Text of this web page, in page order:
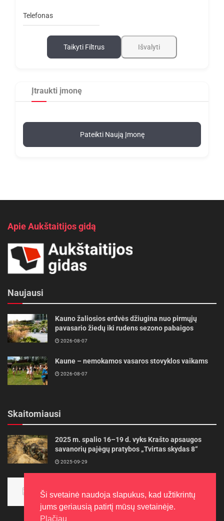
Telefonas
Taikyti Filtrus Išvalyti
Įtraukti įmonę
Pateikti Naują Įmonę
Apie Aukštaitijos gidą
Naujausi
Kauno žaliosios erdvės džiugina nuo pirmųjų
pavasario žiedų iki rudens sezono pabaigos
2026-08-07
Kaune – nemokamos vasaros stovyklos vaikams
2026-08-07
Skaitomiausi
2025 m. spalio 16–19 d. vyks Krašto apsaugos
savanorių pajėgų pratybos „Tvirtas skydas 8“
2025-09-29
aukso
2015-10-30
Ši svetainė naudoja slapukus, kad užtikrintų
jums geriausią patirtį mūsų svetainėje.
Plačiau